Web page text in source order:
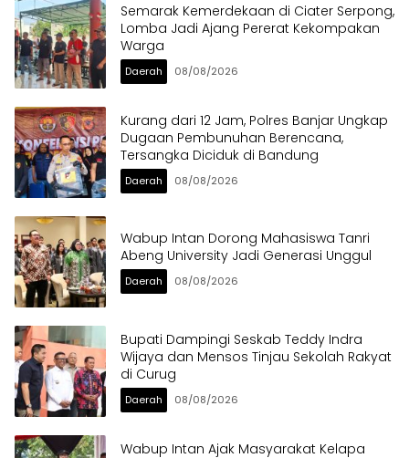
Semarak Kemerdekaan di Ciater Serpong,
Lomba Jadi Ajang Pererat Kekompakan
Warga
Daerah 08/08/2026
Kurang dari 12 Jam, Polres Banjar Ungkap
Dugaan Pembunuhan Berencana,
Tersangka Diciduk di Bandung
Daerah 08/08/2026
Wabup Intan Dorong Mahasiswa Tanri
Abeng University Jadi Generasi Unggul
Daerah 08/08/2026
Bupati Dampingi Seskab Teddy Indra
Wijaya dan Mensos Tinjau Sekolah Rakyat
di Curug
Daerah 08/08/2026
Wabup Intan Ajak Masyarakat Kelapa